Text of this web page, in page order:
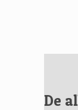
De